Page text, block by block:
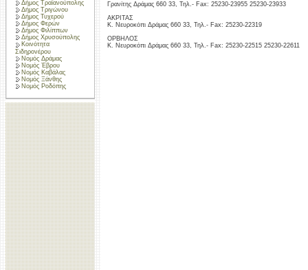
Δήμος Τραϊανούπολης
Δήμος Τριγώνου
Δήμος Τυχερού
Δήμος Φερών
Δήμος Φιλίππων
Δήμος Χρυσούπολης
Κοινότητα
Σιδηρονέρου
Νομός Δράμας
Νομός Έβρου
Νομός Καβάλας
Νομός Ξάνθης
Νομός Ροδόπης
Γρανίτης Δράμας 660 33, Τηλ.- Fax: 25230-23955 25230-23933
ΑΚΡΙΤΑΣ
Κ. Νευροκόπι Δράμας 660 33, Τηλ.- Fax: 25230-22319
ΟΡΒΗΛΟΣ
Κ. Νευροκόπι Δράμας 660 33, Τηλ.- Fax: 25230-22515 25230-22611